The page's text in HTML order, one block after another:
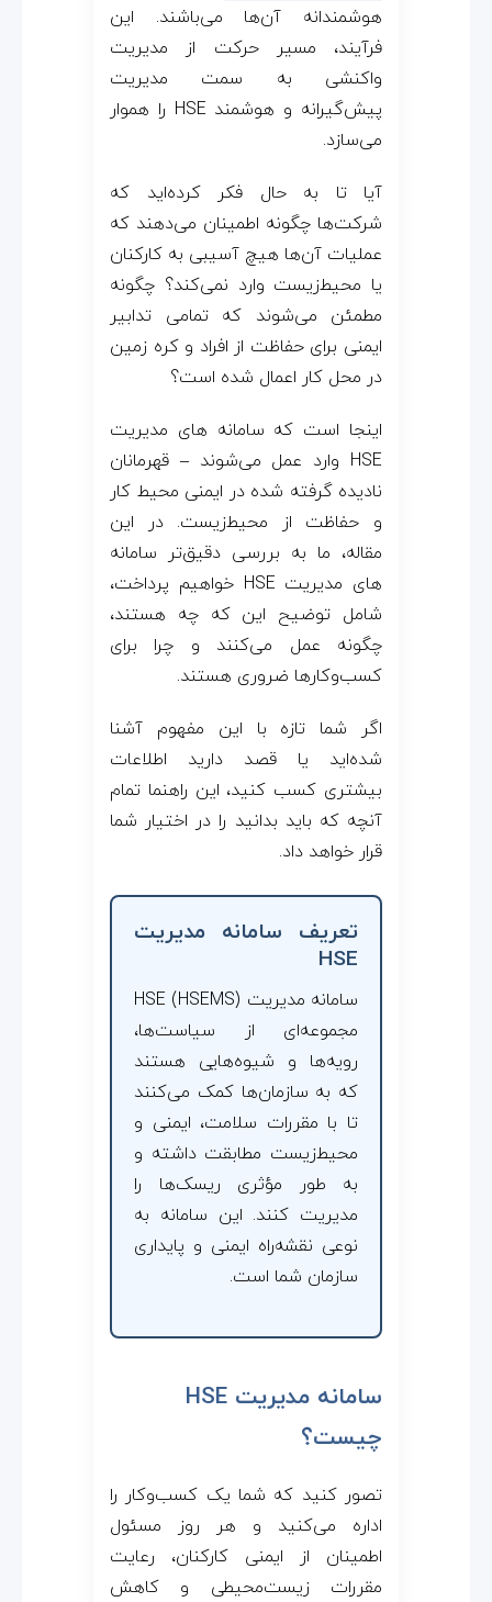
هوشمندانه آن‌ها می‌باشند. این
فرآیند، مسیر حرکت از مدیریت
واکنشی به سمت مدیریت
پیش‌گیرانه و هوشمند HSE را هموار
می‌سازد.
آیا تا به حال فکر کرده‌اید که
شرکت‌ها چگونه اطمینان می‌دهند که
عملیات آن‌ها هیچ آسیبی به کارکنان
یا محیط‌زیست وارد نمی‌کند؟ چگونه
مطمئن می‌شوند که تمامی تدابیر
ایمنی برای حفاظت از افراد و کره زمین
در محل کار اعمال شده است؟
اینجا است که سامانه های مدیریت
HSE وارد عمل می‌شوند – قهرمانان
نادیده گرفته شده در ایمنی محیط کار
و حفاظت از محیط‌زیست. در این
مقاله، ما به بررسی دقیق‌تر سامانه
های مدیریت HSE خواهیم پرداخت،
شامل توضیح این که چه هستند،
چگونه عمل می‌کنند و چرا برای
کسب‌وکارها ضروری هستند.
اگر شما تازه با این مفهوم آشنا
شده‌اید یا قصد دارید اطلاعات
بیشتری کسب کنید، این راهنما تمام
آنچه که باید بدانید را در اختیار شما
قرار خواهد داد.
تعریف سامانه مدیریت
HSE
سامانه مدیریت HSE (HSEMS)
مجموعه‌ای از سیاست‌ها،
رویه‌ها و شیوه‌هایی هستند
که به سازمان‌ها کمک می‌کنند
تا با مقررات سلامت، ایمنی و
محیط‌زیست مطابقت داشته و
به طور مؤثری ریسک‌ها را
مدیریت کنند. این سامانه به
نوعی نقشه‌راه ایمنی و پایداری
سازمان شما است.
سامانه مدیریت HSE
چیست؟
تصور کنید که شما یک کسب‌وکار را
اداره می‌کنید و هر روز مسئول
اطمینان از ایمنی کارکنان، رعایت
مقررات زیست‌محیطی و کاهش